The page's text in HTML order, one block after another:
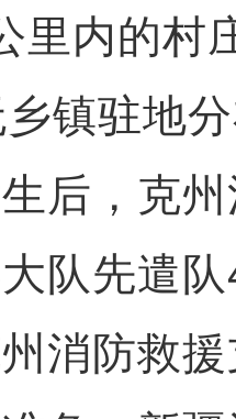
里内的村
镇驻地
，克州
队先遣
消防救